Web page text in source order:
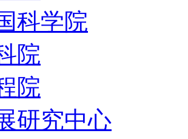
科学院
院
院
研究中心